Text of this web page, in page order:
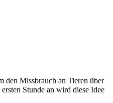
Missbrauch an Tieren über
Stunde an wird diese Idee